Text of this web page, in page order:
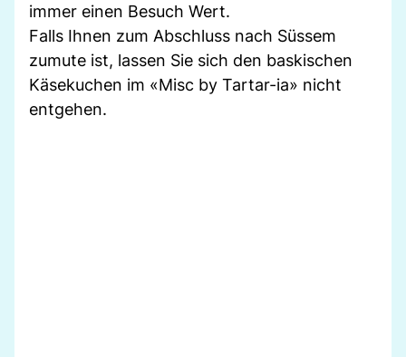
immer einen Besuch Wert.
Falls Ihnen zum Abschluss nach Süssem
zumute ist, lassen Sie sich den baskischen
Käsekuchen im «Misc by Tartar-ia» nicht
entgehen.